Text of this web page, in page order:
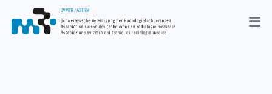
Aktuelles